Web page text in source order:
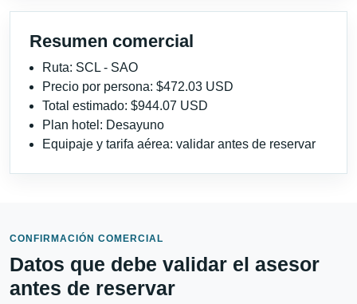
Resumen comercial
Ruta: SCL - SAO
Precio por persona: $472.03 USD
Total estimado: $944.07 USD
Plan hotel: Desayuno
Equipaje y tarifa aérea: validar antes de reservar
CONFIRMACIÓN COMERCIAL
Datos que debe validar el asesor
antes de reservar